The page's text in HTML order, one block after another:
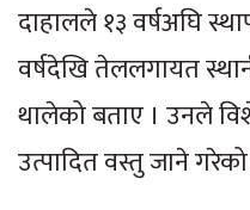
दाहालले १३ वर्षअघि
वर्षदेखि तेललगायत
थालेको बताए । उनले
उत्पादित वस्तु जाने